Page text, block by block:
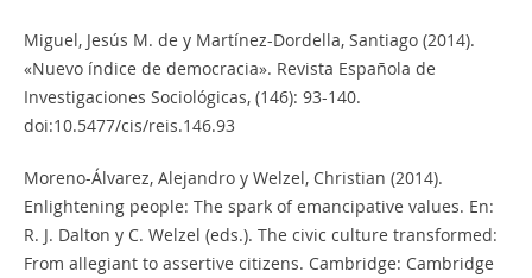
Miguel, Jesús M. de y Martínez-Dordella, Santiago (2014).
«Nuevo índice de democracia». Revista Española de
Investigaciones Sociológicas, (146): 93-140.
doi:10.5477/cis/reis.146.93
Moreno-Álvarez, Alejandro y Welzel, Christian (2014).
Enlightening people: The spark of emancipative values. En:
R. J. Dalton y C. Welzel (eds.). The civic culture transformed:
From allegiant to assertive citizens. Cambridge: Cambridge